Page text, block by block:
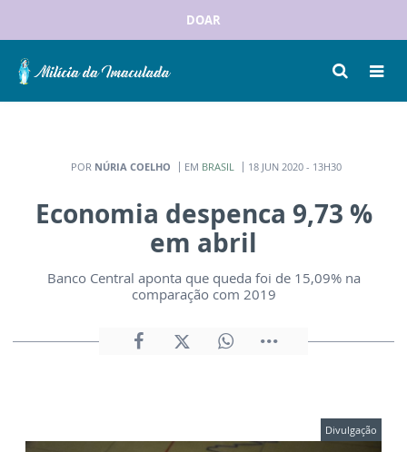
DOAR
POR NÚRIA COELHO EM BRASIL 18 JUN 2020 - 13H30
Economia despenca 9,73 %
em abril
Banco Central aponta que queda foi de 15,09% na
comparação com 2019
Divulgação